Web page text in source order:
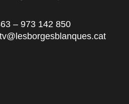
– 973 142 850